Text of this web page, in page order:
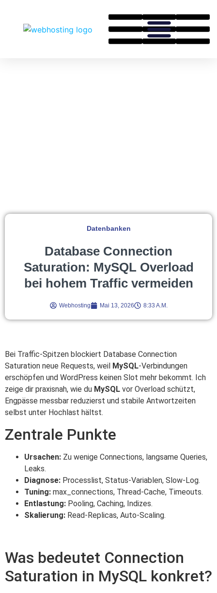
Datenbanken
Database Connection
Saturation: MySQL Overload
bei hohem Traffic vermeiden
Webhosting Mai 13, 2026 8:33 A.m.
Bei Traffic-Spitzen blockiert Database Connection
Saturation neue Requests, weil MySQL-Verbindungen
erschöpfen und WordPress keinen Slot mehr bekommt. Ich
zeige dir praxisnah, wie du MySQL vor Overload schützt,
Engpässe messbar reduzierst und stabile Antwortzeiten
selbst unter Hochlast hältst.
Zentrale Punkte
Ursachen: Zu wenige Connections, langsame Queries,
Leaks.
Diagnose: Processlist, Status-Variablen, Slow-Log.
Tuning: max_connections, Thread-Cache, Timeouts.
Entlastung: Pooling, Caching, Indizes.
Skalierung: Read-Replicas, Auto-Scaling.
Was bedeutet Connection
Saturation in MySQL konkret?